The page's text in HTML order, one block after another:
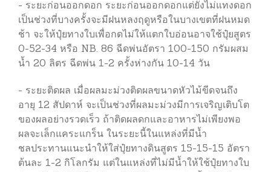
- ระยะก่อนออกดอก ระยะก่อนออกดอกแต่ยังไม่แทงดอก
เป็นช่วงที่บางครั้งจะมีฝนหลงฤดูหรือในบางเขตที่ฝนหมด
ช้า จะให้ปุ๋ยทางใบเพื่อกดไม่ให้แตกใบอ่อนอาจใช้ปุ๋ยสูตร
0-52-34 หรือ NB. 86 ฉีดพ่นอัตรา 100-150 กรัมผสม
น้ำ 20 ลิตร ฉีดพ่น 1-2 ครั้งห่างกัน 10-14 วัน
- ระยะติดผล เมื่อผลมะม่วงติดผลขนาดหัวไม้ขีดจนถึง
อายุ 12 สัปดาห์ จะเป็นช่วงที่ผลมะม่วงมีการเจริญเติบโต
ของผลอย่างรวดเร็ว ถ้าติดผลดกและอาหารไม่เพียงพอ
ผลจะเล็กแคระแกร็น ในระยะนี้ในแหล่งที่มีน้ำ
ชลประทานแนะนำให้ใส่ปุ๋ยทางดินสูตร 15-15-15 อัตรา
ต้นละ 1-2 กิโลกรัม แต่ในแหล่งที่ไม่มีน้ำให้ใช้ปุ๋ยทางใบ